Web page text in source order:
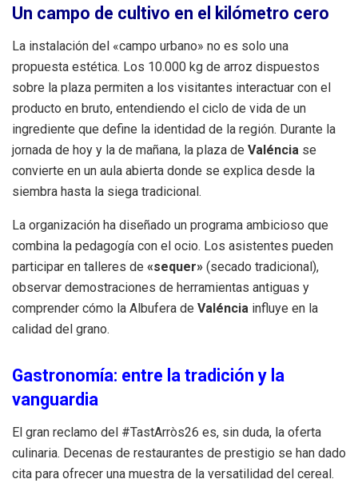
Un campo de cultivo en el kilómetro cero
La instalación del «campo urbano» no es solo una
propuesta estética. Los 10.000 kg de arroz dispuestos
sobre la plaza permiten a los visitantes interactuar con el
producto en bruto, entendiendo el ciclo de vida de un
ingrediente que define la identidad de la región. Durante la
jornada de hoy y la de mañana, la plaza de Valéncia se
convierte en un aula abierta donde se explica desde la
siembra hasta la siega tradicional.
La organización ha diseñado un programa ambicioso que
combina la pedagogía con el ocio. Los asistentes pueden
participar en talleres de «sequer» (secado tradicional),
observar demostraciones de herramientas antiguas y
comprender cómo la Albufera de Valéncia influye en la
calidad del grano.
Gastronomía: entre la tradición y la
vanguardia
El gran reclamo del #TastArròs26 es, sin duda, la oferta
culinaria. Decenas de restaurantes de prestigio se han dado
cita para ofrecer una muestra de la versatilidad del cereal.